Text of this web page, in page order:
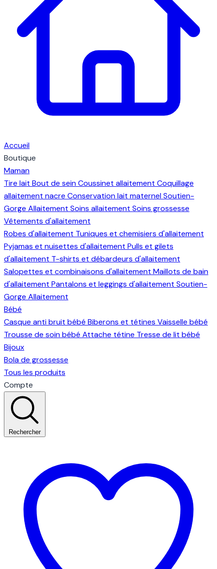
Accueil
Boutique
Maman
Tire lait Bout de seinCoussinet allaitement Coquillage
allaitement nacre Conservation lait maternelSoutien-
Gorge Allaitement Soins allaitement Soins grossesse
Vêtements d'allaitement
Robes d'allaitement Tuniques et chemisiers d'allaitement
Pyjamas et nuisettes d'allaitement Pulls et gilets
d'allaitement T-shirts et débardeurs d'allaitement
Salopettes et combinaisons d'allaitement Maillots de bain
d'allaitement Pantalons et leggings d'allaitement Soutien-
Gorge Allaitement
Bébé
Casque anti bruit bébé Biberons et tétines Vaisselle bébé
Trousse de soin bébé Attache tétine Tresse de lit bébé
Bijoux
Bola de grossesse
Tous les produits
Compte
Rechercher